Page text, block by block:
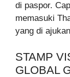
di paspor.
memasuki
yang di
STAMP
GLOBAL